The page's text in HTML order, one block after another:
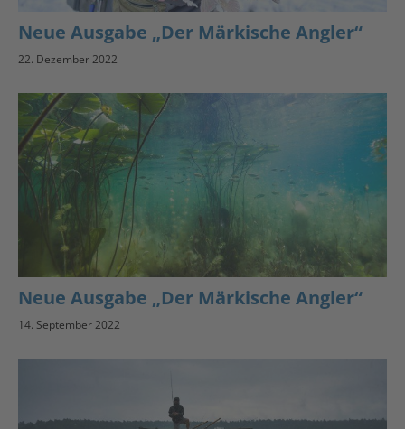
Neue Ausgabe „Der Märkische Angler“
22. Dezember 2022
Neue Ausgabe „Der Märkische Angler“
14. September 2022